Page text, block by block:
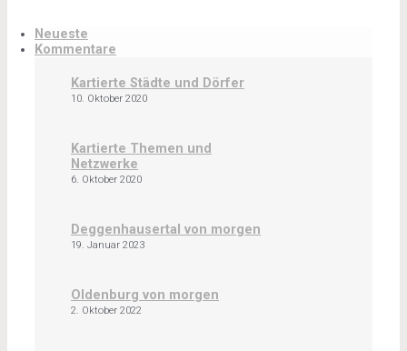
Neueste
Kommentare
Kartierte Städte und Dörfer
10. Oktober 2020
Kartierte Themen und
Netzwerke
6. Oktober 2020
Deggenhausertal von morgen
19. Januar 2023
Oldenburg von morgen
2. Oktober 2022